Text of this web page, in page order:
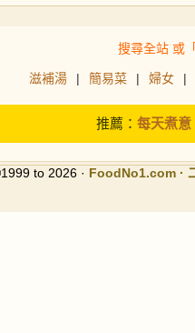
搜尋全站 或
滋補湯 | 簡易菜 | 婦女 |
推薦： 每天煮意
to 2026 · FoodNo1.com ·